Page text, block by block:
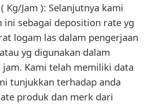
Kg/Jam ): Selanjutnya kami
ini sebagai deposition rate yg
logam las dalam pengerjaan
yg digunakan dalam
Kami telah memiliki data
tunjukkan terhadap anda
produk dan merk dari